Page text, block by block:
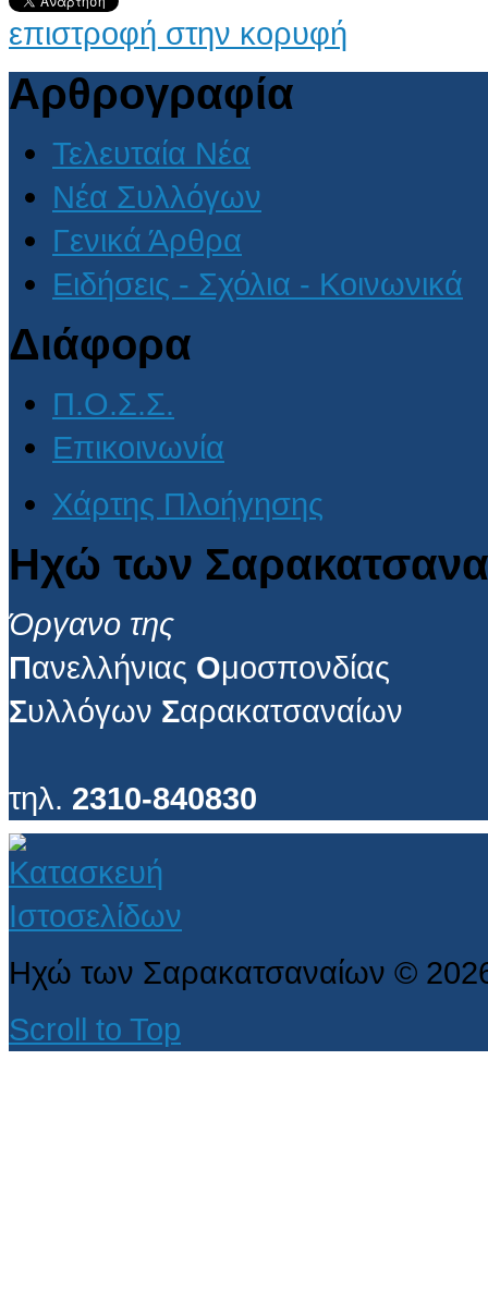
επιστροφή στην κορυφή
Αρθρογραφία
Τελευταία Νέα
Νέα Συλλόγων
Γενικά Άρθρα
Ειδήσεις - Σχόλια - Κοινωνικά
Διάφορα
Π.Ο.Σ.Σ.
Επικοινωνία
Χάρτης Πλοήγησης
Ηχώ των
Όργανο της
Πανελλήνιας Ομοσπονδίας
Συλλόγων Σαρακατσαναίων
τηλ. 2310-840830
Ηχώ των Σαρακατσαναίων ©
Scroll to Top